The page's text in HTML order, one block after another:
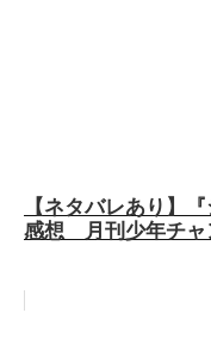
【ネタバレあり】
感想 月刊少年チ